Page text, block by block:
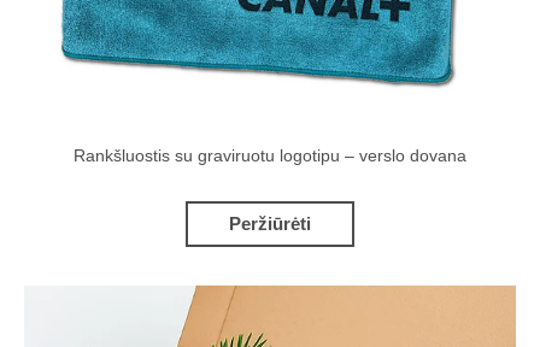
Rankšluostis su graviruotu logotipu – verslo dovana
Peržiūrėti